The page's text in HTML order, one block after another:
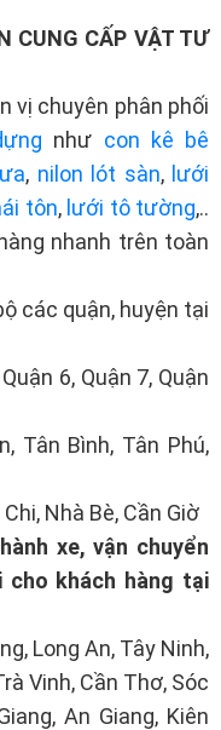
CUNG CẤP VẬT TƯ
vị chuyên phân phối
như con kê bê
, nilon lót sàn, lưới
tôn, lưới tô tường,..
nhanh trên toàn
các quận, huyện tại
6, Quận 7, Quận
Tân Bình, Tân Phú,
Nhà Bè, Cần Giờ
xe, vận chuyển
cho khách hàng tại
Long An, Tây Ninh,
Vinh, Cần Thơ, Sóc
An Giang, Kiên